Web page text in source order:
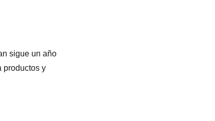
sigue un año
productos y